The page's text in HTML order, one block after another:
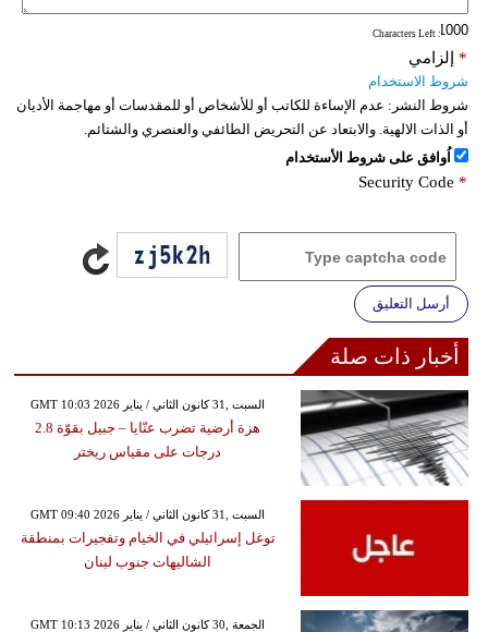
: Characters Left
إلزامي *
شروط الاستخدام
شروط النشر: عدم الإساءة للكاتب أو للأشخاص أو للمقدسات أو مهاجمة الأديان
أو الذات الالهية. والابتعاد عن التحريض الطائفي والعنصري والشتائم.
اُوافق على شروط الأستخدام
Security Code *
أرسل التعليق
أخبار ذات صلة
GMT 10:03 2026 السبت ,31 كانون الثاني / يناير
هزة أرضية تضرب عنّايا – جبيل بقوّة 2.8
درجات على مقياس ريختر
GMT 09:40 2026 السبت ,31 كانون الثاني / يناير
توغل إسرائيلي في الخيام وتفجيرات بمنطقة
الشاليهات جنوب لبنان
GMT 10:13 2026 الجمعة ,30 كانون الثاني / يناير